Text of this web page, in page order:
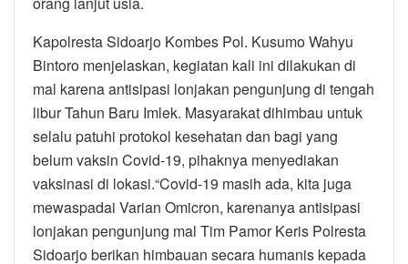
Kapolresta Sidoarjo Kombes Pol. Kusumo Wahyu
Bintoro menjelaskan, kegiatan kali ini dilakukan di
mal karena antisipasi lonjakan pengunjung di tengah
libur Tahun Baru Imlek. Masyarakat dihimbau untuk
selalu patuhi protokol kesehatan dan bagi yang
belum vaksin Covid-19, pihaknya menyediakan
vaksinasi di lokasi.“Covid-19 masih ada, kita juga
mewaspadai Varian Omicron, karenanya antisipasi
lonjakan pengunjung mal Tim Pamor Keris Polresta
Sidoarjo berikan himbauan secara humanis kepada